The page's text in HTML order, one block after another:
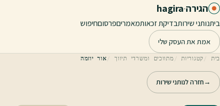
דלג לתוכן הראשי
הגירה·
hagira
ביתנותני שירותבדיקת זכאותמאמריםפרסוםחיפוש
אמת את העסק שלי
בית קטגוריות מתווכים ומשרדי תיווך אור יוזמה
→חזרה לנותני שירות